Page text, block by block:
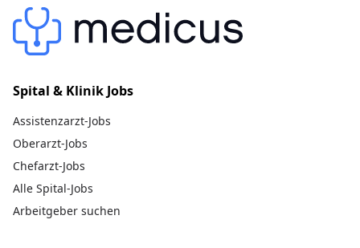
Spital & Klinik Jobs
Assistenzarzt-Jobs
Oberarzt-Jobs
Chefarzt-Jobs
Alle Spital-Jobs
Arbeitgeber suchen